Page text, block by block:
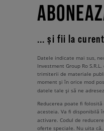
... și fii la
Datele indicate mai sus,
Investment Group Ro
trimiterii de materiale
moment și în orice mod
datele tale și să ne
Reducerea poate fi
acesteia. Va fi disponibilă
activare. Codul de
oferte speciale. Nu uita